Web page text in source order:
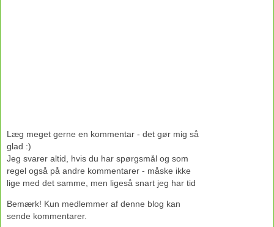
Læg meget gerne en kommentar - det gør mig så
glad :)
Jeg svarer altid, hvis du har spørgsmål og som
regel også på andre kommentarer - måske ikke
lige med det samme, men ligeså snart jeg har tid
Bemærk! Kun medlemmer af denne blog kan
sende kommentarer.